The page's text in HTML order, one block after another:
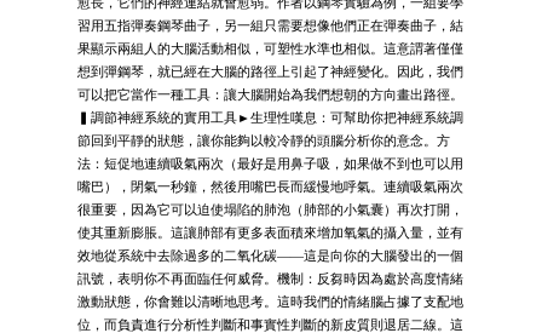
習用五指彈奏鋼琴曲子，另一組只需要想像他們正在彈奏曲子，結
果顯示兩組人的大腦活動相似，可塑性水準也相似。這意謂著僅僅
想到彈鋼琴，就已經在大腦的路徑上引起了神經變化。因此，我們
可以把它當作一種工具：讓大腦開始為我們想朝的方向畫出路徑。
▍調節神經系統的實用工具►生理性嘆息：可幫助你把神經系統調
節回到平靜的狀態，讓你能夠以較冷靜的頭腦分析你的意念。方
法：短促地連續吸氣兩次（最好是用鼻子吸，如果做不到也可以用
嘴巴），閉氣一秒鐘，然後用嘴巴長而緩慢地呼氣。連續吸氣兩次
很重要，因為它可以迫使塌陷的肺泡（肺部的小氣囊）再次打開，
使其重新膨脹。這讓肺部有更多表面積來增加氧氣的攝入量，並有
效地從系統中去除過多的二氧化碳——這是向你的大腦發出的一個
訊號，表明你不再面臨任何威脅。機制：反芻時因為處於高度情緒
激動狀態，你會難以清晰地思考。這時我們的情緒腦占據了支配地
位，而負責進行分析性判斷和事實性判斷的新皮質則退居二線。這